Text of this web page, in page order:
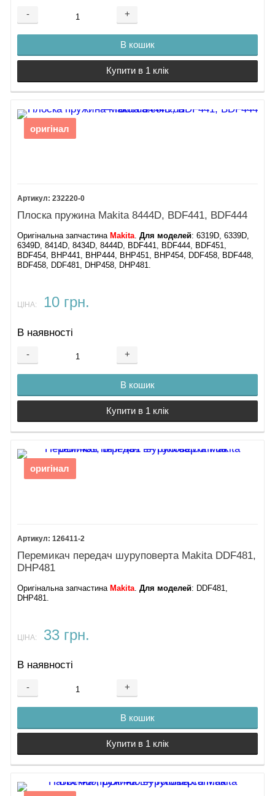
- +
В кошик
Купити в 1 клік
оригінал
232220-0
Плоска пружина Makita 8444D, BDF441, BDF444
Оригінальна запчастина Makita.Для моделей: 6319D, 6339D,
6349D, 8414D, 8434D, 8444D, BDF441, BDF444, BDF451,
BDF454, BHP441, BHP444, BHP451, BHP454, DDF458, BDF448,
BDF458, DDF481, DHP458, DHP481.
ЦІНА: 10 грн.
В наявності
- +
В кошик
Купити в 1 клік
оригінал
126411-2
Перемикач передач шуруповерта Makita DDF481,
DHP481
Оригінальна запчастина Makita.Для моделей: DDF481,
DHP481.
ЦІНА: 33 грн.
В наявності
- +
В кошик
Купити в 1 клік